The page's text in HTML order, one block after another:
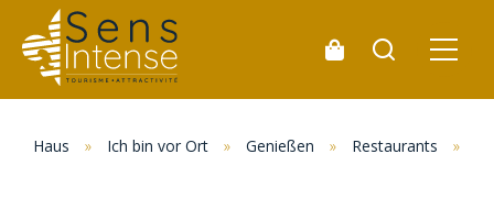
Haus » Ich bin vor Ort » Genießen » Restaurants »